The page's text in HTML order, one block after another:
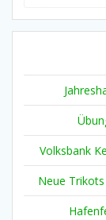
Volksbank
Neue